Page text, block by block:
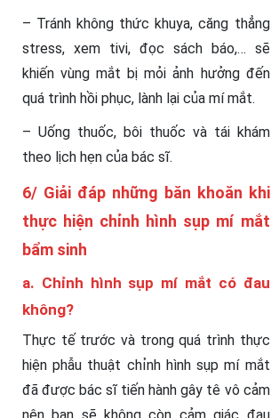
– Tránh không thức khuya, căng thẳng
stress, xem tivi, đọc sách báo,… sẽ
khiến vùng mắt bị mỏi ảnh hưởng đến
quá trình hồi phục, lành lại của mí mắt.
– Uống thuốc, bôi thuốc và tái khám
theo lịch hẹn của bác sĩ.
6/ Giải đáp những băn khoăn khi
thực hiện chỉnh hình sụp mí mắt
bẩm sinh
a. Chỉnh hình sụp mí mắt có đau
không?
Thực tế trước và trong quá trình thực
hiện phẫu thuật chỉnh hình sụp mí mắt
đã được bác sĩ tiến hành gây tê vô cảm